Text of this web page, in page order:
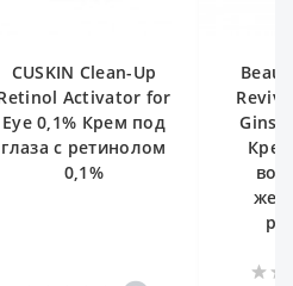
Beauty Of Joseon
Revive Eye Serum:
Ginseng + Retinal
Крем для зоны
вокруг глаз с
By
Cream
с